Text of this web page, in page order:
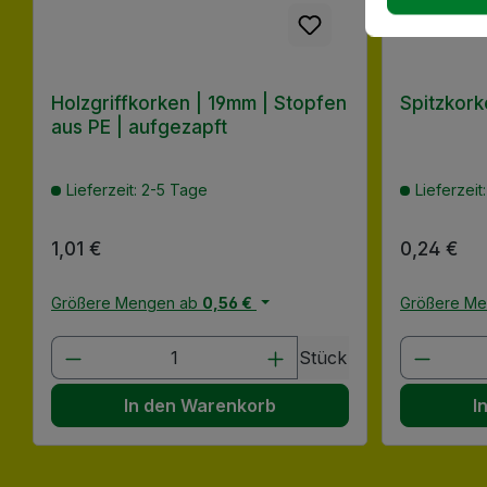
Holzgriffkorken | 19mm | Stopfen
aus PE | aufgezapft
Lieferzeit: 2-5 Tage
Regulärer Preis:
1,01 €
Größere Mengen ab 0,56 €
Produkt Anzahl: Gib den
Stück
In den Warenkorb
Regulärer
0,24 €
Größere